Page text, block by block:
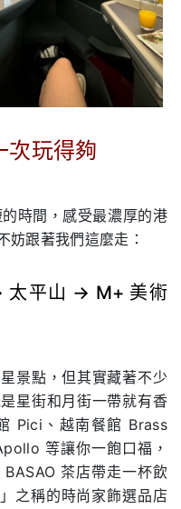
次玩得夠
時間，感受最濃厚的港
妨跟著我們這麼⾛：
太平⼭ → M+ 美術
景點，但其實藏著不少
星街和⽉街⼀帶就有⾹
Pici、越南餐館 Brass
等讓你⼀飽⼝福，
茶店帶⾛⼀杯飲
之稱的時尚家飾選品店